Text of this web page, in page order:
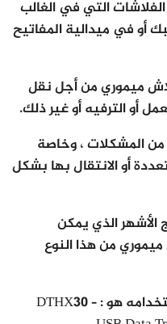
التي في الغالب
أو في ميدالية المفاتيح
ميموري من أجل نقل
أو الترفيه أو غير ذلك.
المشكلات ، وخاصة
أو الانتقال بها بشكل
الذي يمكن
من هذا النوع
والبرنامج الرسمي الذي يمكن استخدامه هو : DTHX30 –